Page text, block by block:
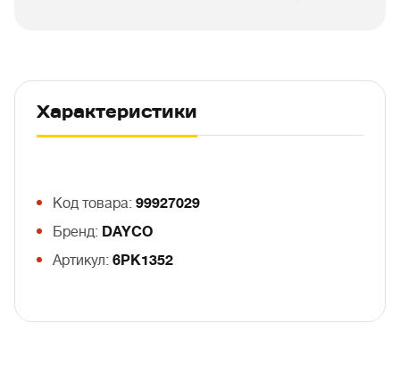
Характеристики
Код товара: 99927029
Бренд: DAYCO
Артикул: 6PK1352